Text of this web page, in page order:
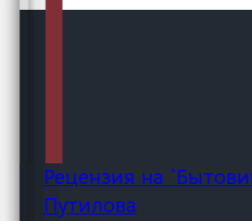
Рецензия на
Путилова